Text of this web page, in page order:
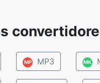
MP MP3 MK